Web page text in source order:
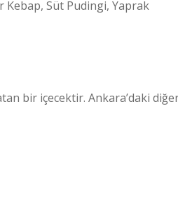
Kebap, Süt Pudingi, Yaprak
bir içecektir. Ankara’daki